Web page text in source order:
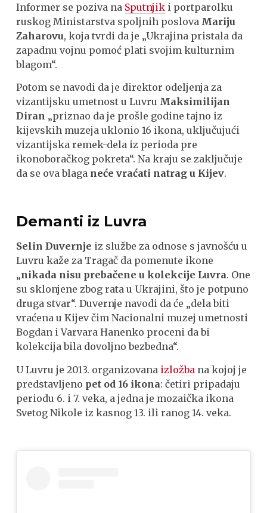
Informer se poziva na Sputnjik i portparolku
ruskog Ministarstva spoljnih poslova Mariju
Zaharovu, koja tvrdi da je „Ukrajina pristala da
zapadnu vojnu pomoć plati svojim kulturnim
blagom“.
Potom se navodi da je direktor odeljenja za
vizantijsku umetnost u Luvru Maksimilijan
Diran „priznao da je prošle godine tajno iz
kijevskih muzeja uklonio 16 ikona, uključujući
vizantijska remek-dela iz perioda pre
ikonoboračkog pokreta“. Na kraju se zaključuje
da se ova blaga neće vraćati natrag u Kijev.
Demanti iz Luvra
Selin Duvernje iz službe za odnose s javnošću u
Luvru kaže za Tragač da pomenute ikone
„nikada nisu prebačene u kolekcije Luvra. One
su sklonjene zbog rata u Ukrajini, što je potpuno
druga stvar“. Duvernje navodi da će „dela biti
vraćena u Kijev čim Nacionalni muzej umetnosti
Bogdan i Varvara Hanenko proceni da bi
kolekcija bila dovoljno bezbedna“.
U Luvru je 2013. organizovana izložba na kojoj je
predstavljeno pet od 16 ikona: četiri pripadaju
periodu 6. i 7. veka, a jedna je mozaička ikona
Svetog Nikole iz kasnog 13. ili ranog 14. veka.